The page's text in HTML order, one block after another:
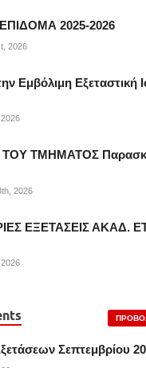
2025-2026
2026
Εμβόλιμη Εξεταστική
ΤΜΗΜΑΤΟΣ
2026
ΕΞΕΤΑΣΕΙΣ ΑΚΑΔ.
Σεπτεμβρίου